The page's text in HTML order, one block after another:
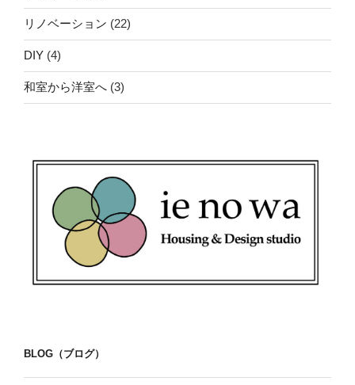
リノベーション (22)
DIY (4)
和室から洋室へ (3)
BLOG（ブログ）